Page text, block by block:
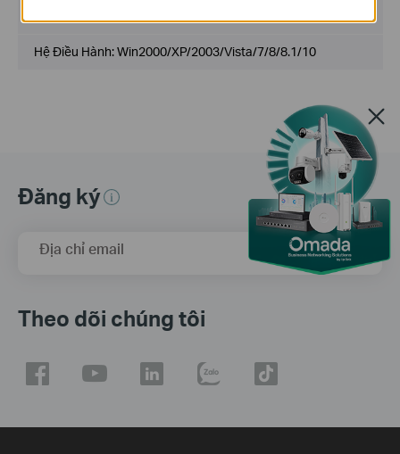
Hệ Điều Hành: Win2000/XP/2003/Vista/7/8/8.1/10
Đăng ký
Địa chỉ email Đăng Ký
Theo dõi chúng tôi